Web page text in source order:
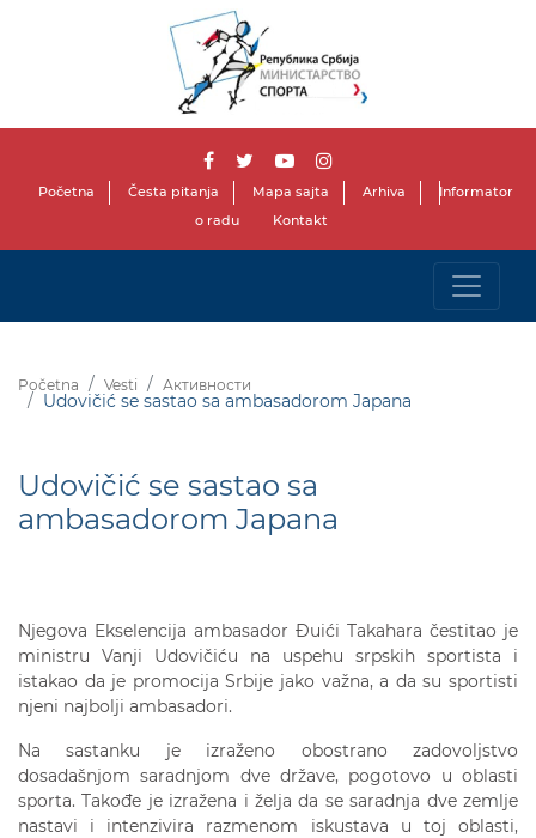
Početna Česta pitanja Mapa sajta Arhiva
Informator
o radu
Kontakt
Početna Vesti Активности
Udovičić se sastao sa ambasadorom Japana
Udovičić se sastao sa
ambasadorom Japana
Njegova Ekselencija ambasador Đuići Takahara čestitao je
ministru Vanji Udovičiću na uspehu srpskih sportista i
istakao da je promocija Srbije jako važna, a da su sportisti
njeni najbolji ambasadori.
Na sastanku je izraženo obostrano zadovoljstvo
dosadašnjom saradnjom dve države, pogotovo u oblasti
sporta. Takođe je izražena i želja da se saradnja dve zemlje
nastavi i intenzivira razmenom iskustava u toj oblasti,